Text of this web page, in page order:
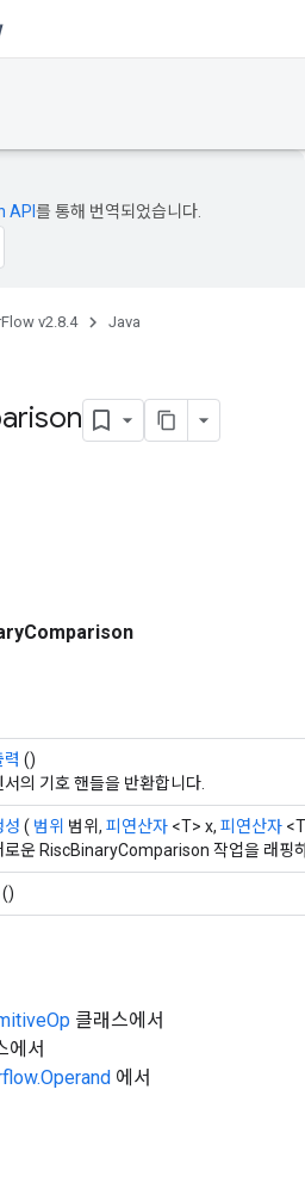
API 를 통해 번역되었습니다.
v2.8.4 Java
력 ()
서의 기호 핸들을 반환합니다.
성 ( 범위 범위, 피연산자 <T> x, 피연산자
로운 RiscBinaryComparison 작업을 래핑
()
클래스에서
에서
에서